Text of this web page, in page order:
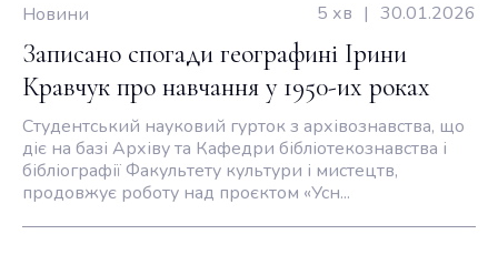
Новини 5 хв | 30.01.2026
Записано спогади географині Ірини
Кравчук про навчання у 1950-их роках
Студентський науковий гурток з архівознавства, що
діє на базі Архіву та Кафедри бібліотекознавства і
бібліографії Факультету культури і мистецтв,
продовжує роботу над проєктом «Усн...